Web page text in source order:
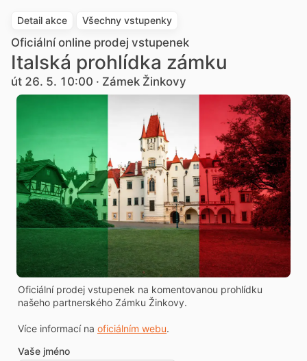
Detail akce Všechny vstupenky
Oficiální online prodej vstupenek
Italská prohlídka zámku
út 26. 5. 10:00 · Zámek Žinkovy
Oficiální prodej vstupenek na komentovanou prohlídku
našeho partnerského Zámku Žinkovy.
Více informací na oficiálním webu.
Vaše jméno